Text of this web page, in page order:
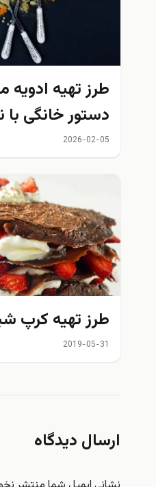
طرز تهیه ادویه
دستور خانگی
ادویه‌ها
2026-02-05
طرز تهیه کرپ
2019-05-31
ارسال دیدگاه